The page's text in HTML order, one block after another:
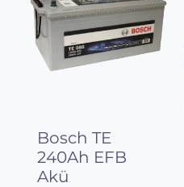
Bosch TE
240Ah EFB
Akü